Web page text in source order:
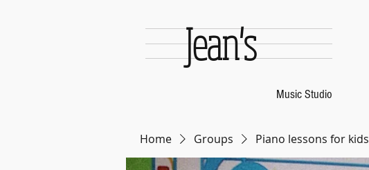
Jean's
Music Studio
Home Groups Piano lessons for kids